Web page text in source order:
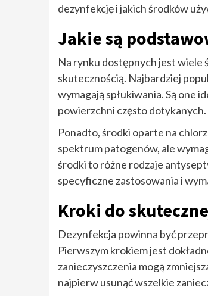
dezynfekcję i jakich środków
Jakie są
Na rynku dostępnych jest wiele
skutecznością. Najbardziej
wymagają spłukiwania. Są one
powierzchni często dotykanych.
Ponadto, środki oparte na
spektrum patogenów, ale
środki to różne rodzaje
specyficzne zastosowania i
Kroki do
Dezynfekcja powinna być
Pierwszym krokiem jest
zanieczyszczenia mogą
najpierw usunąć wszelkie